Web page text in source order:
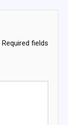
Required fields